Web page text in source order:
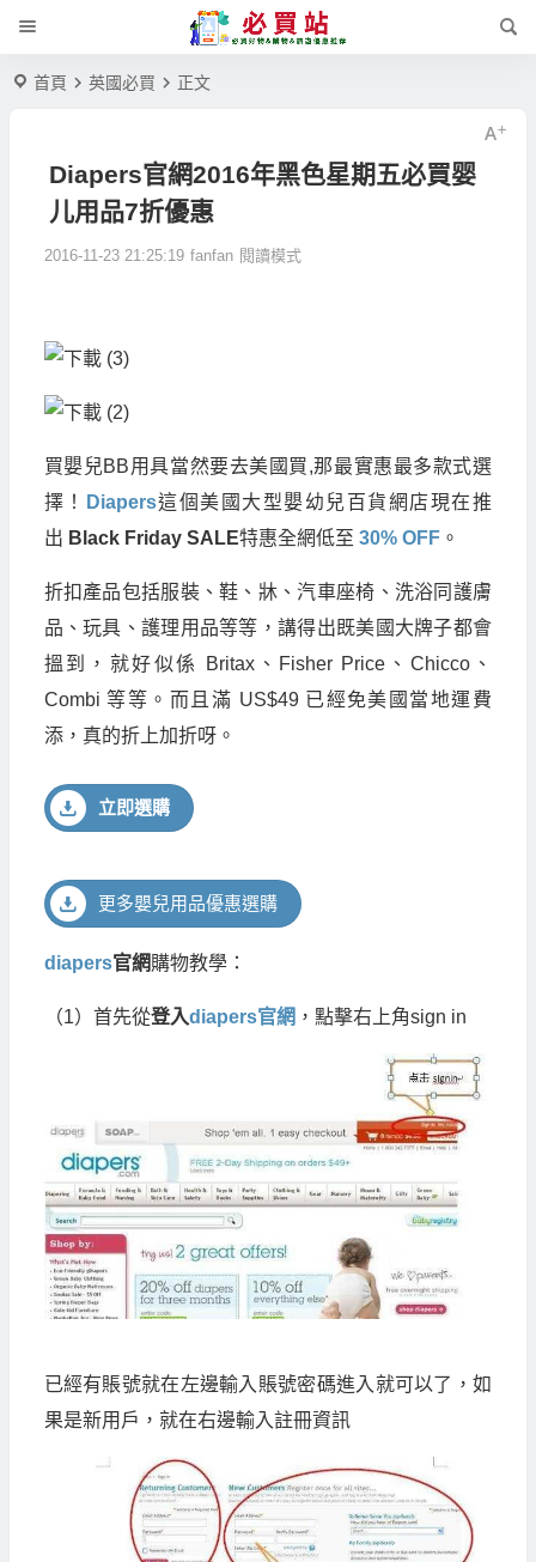
首頁 英國必買 正文
Diapers官網2016年黑色星期五必買婴
儿用品7折優惠
2016-11-23 21:25:19 fanfan 閱讀模式
買嬰兒BB用具當然要去美國買,那最實惠最多款式選
擇！
Diapers這個美國大型嬰幼兒百貨網店現在推
出 Black Friday SALE特惠全網低至 30% OFF。
折扣產品包括服裝、鞋、牀、汽車座椅、洗浴同護膚
品、玩具、護理用品等等，講得出既美國大牌子都會
搵到，就好似係 Britax、Fisher Price、Chicco、
Combi 等等。而且滿 US$49 已經免美國當地運費
添，真的折上加折呀。
立即選購
更多嬰兒用品優惠選購
diapers官網購物教學：
（1）首先從登入diapers官網 ，點擊右上角sign in
已經有賬號就在左邊輸入賬號密碼進入就可以了，如
果是新用戶，就在右邊輸入註冊資訊